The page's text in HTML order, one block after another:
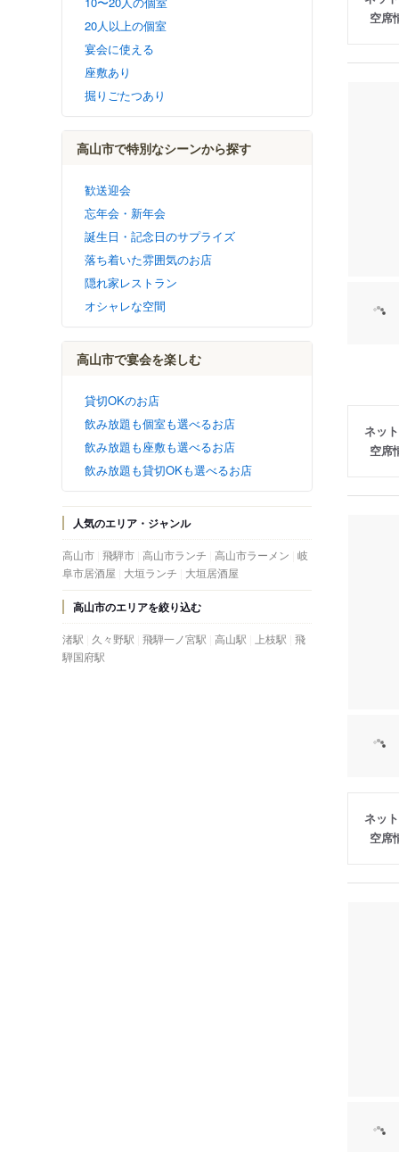
20人以上の個室
宴会に使える
座敷あり
掘りごたつあり
高山市で特別なシーンから探す
歓送迎会
忘年会・新年会
誕生日・記念日のサプライズ
落ち着いた雰囲気のお店
隠れ家レストラン
オシャレな空間
高山市で宴会を楽しむ
貸切OKのお店
飲み放題も個室も選べるお店
飲み放題も座敷も選べるお店
飲み放題も貸切OKも選べるお店
人気のエリア・ジャンル
高山市 飛騨市 高山市ランチ 高山市ラーメン 岐
阜市居酒屋
大垣ランチ 大垣居酒屋
高山市のエリアを絞り込む
渚駅 久々野駅 飛騨一ノ宮駅 高山駅 上枝駅 飛
騨国府駅
空席
ネッ
空席
ネッ
空席